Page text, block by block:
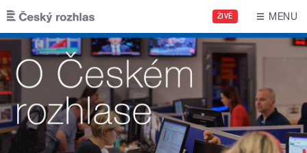
Přejít k hlavnímu obsahu
ŽIVĚ MENU